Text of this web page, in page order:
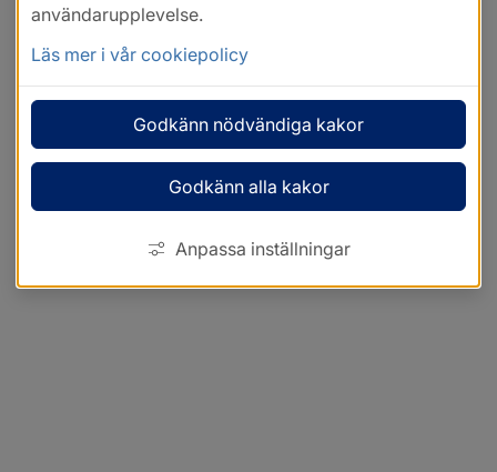
användarupplevelse.
Läs mer i vår cookiepolicy
Godkänn nödvändiga kakor
Godkänn alla kakor
Anpassa inställningar